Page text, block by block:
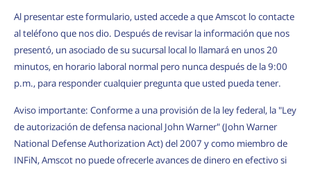
Al presentar este formulario, usted accede a que Amscot lo contacte
al teléfono que nos dio. Después de revisar la información que nos
presentó, un asociado de su sucursal local lo llamará en unos 20
minutos, en horario laboral normal pero nunca después de la 9:00
p.m., para responder cualquier pregunta que usted pueda tener.
Aviso importante: Conforme a una provisión de la ley federal, la "Ley
de autorización de defensa nacional John Warner" (John Warner
National Defense Authorization Act) del 2007 y como miembro de
INFiN, Amscot no puede ofrecerle avances de dinero en efectivo si